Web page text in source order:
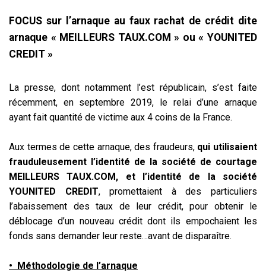
FOCUS sur l’arnaque au faux rachat de crédit dite
arnaque « MEILLEURS TAUX.COM » ou « YOUNITED
CREDIT »
La presse, dont notamment l’est républicain, s’est faite
récemment, en septembre 2019, le relai d’une arnaque
ayant fait quantité de victime aux 4 coins de la France.
Aux termes de cette arnaque, des fraudeurs, qui utilisaient
frauduleusement l’identité de la société de courtage
MEILLEURS TAUX.COM, et l’identité de la société
YOUNITED CREDIT, promettaient à des particuliers
l’abaissement des taux de leur crédit, pour obtenir le
déblocage d’un nouveau crédit dont ils empochaient les
fonds sans demander leur reste…avant de disparaître.
• Méthodologie de l’arnaque